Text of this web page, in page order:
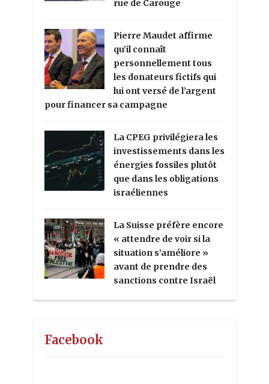
rue de Carouge
Pierre Maudet affirme
qu’il connaît
personnellement tous
les donateurs fictifs qui
lui ont versé de l’argent
pour financer sa campagne
La CPEG privilégiera les
investissements dans les
énergies fossiles plutôt
que dans les obligations
israéliennes
La Suisse préfère encore
« attendre de voir si la
situation s’améliore »
avant de prendre des
sanctions contre Israël
Facebook